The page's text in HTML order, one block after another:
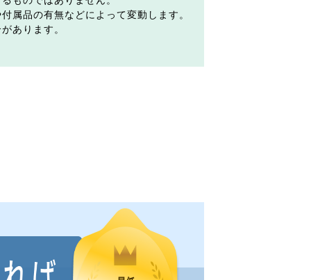
属品の有無などによって変動します。
あります。